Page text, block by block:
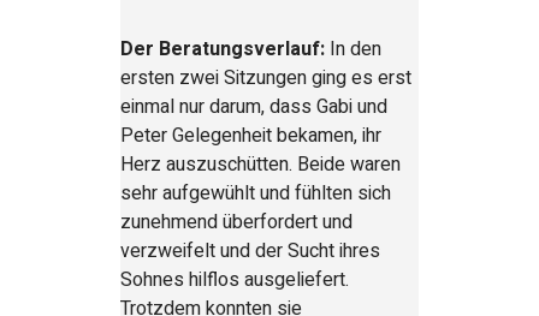
Der Beratungsverlauf: In den
ersten zwei Sitzungen ging es erst
einmal nur darum, dass Gabi und
Peter Gelegenheit bekamen, ihr
Herz auszuschütten. Beide waren
sehr aufgewühlt und fühlten sich
zunehmend überfordert und
verzweifelt und der Sucht ihres
Sohnes hilflos ausgeliefert.
Trotzdem konnten sie